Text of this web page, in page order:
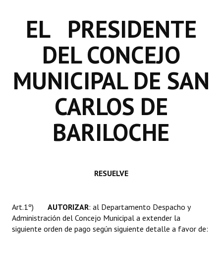
Premio al Mérito - Registro
Audiencias Públicas - Registro
Mujeres que Dejaron Huellas - Registro
Periodistas Decanos - Registro
Ciudadano Ilustre - Registro
Banca del Vecino - Registro
Huéspedes de Honor - Registro
Bariloche, Municipio intercultural
Entrega de distinciones
EL PRESIDENTE
DEL CONCEJO
MUNICIPAL DE SAN
CARLOS DE
BARILOCHE
RESUELVE
Art.1º) AUTORIZAR: al Departamento Despacho y
Administración del Concejo Municipal a extender la
siguiente orden de pago según siguiente detalle a favor de: